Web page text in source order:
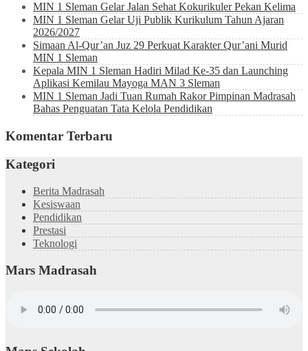
MIN 1 Sleman Gelar Jalan Sehat Kokurikuler Pekan Kelima
MIN 1 Sleman Gelar Uji Publik Kurikulum Tahun Ajaran
2026/2027
Simaan Al-Qur’an Juz 29 Perkuat Karakter Qur’ani Murid
MIN 1 Sleman
Kepala MIN 1 Sleman Hadiri Milad Ke-35 dan Launching
Aplikasi Kemilau Mayoga MAN 3 Sleman
MIN 1 Sleman Jadi Tuan Rumah Rakor Pimpinan Madrasah
Bahas Penguatan Tata Kelola Pendidikan
Komentar Terbaru
Kategori
Berita Madrasah
Kesiswaan
Pendidikan
Prestasi
Teknologi
Mars Madrasah